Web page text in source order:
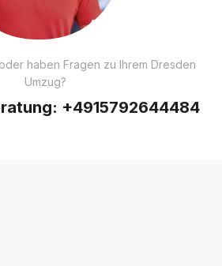
haben Fragen zu Ihrem Dresden
Umzug?
+4915792644484